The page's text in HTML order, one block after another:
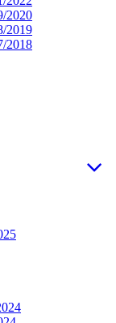
2020
2019
2018